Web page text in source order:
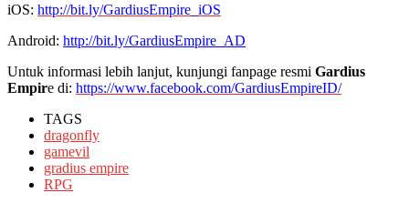
iOS: http://bit.ly/GardiusEmpire_iOS
Android: http://bit.ly/GardiusEmpire_AD
Untuk informasi lebih lanjut, kunjungi fanpage resmi Gardius
Empire di: https://www.facebook.com/GardiusEmpireID/
TAGS
dragonfly
gamevil
gradius empire
RPG